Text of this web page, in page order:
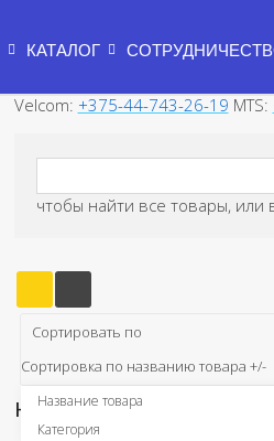
КАТАЛОГ
Velcom: +375-44-743-26-19 MTS:
чтобы найти все товары, или
Сортировать по
Сортировка по названию товара +/-
Название товара
Категория
На Синтетической